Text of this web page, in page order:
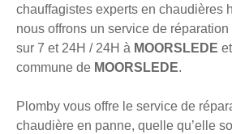
chauffagistes experts en chaudières
nous offrons un service de réparation
sur 7 et 24H / 24H à MOORSLEDE
commune de MOORSLEDE.
Plomby vous offre le service de
chaudière en panne, quelle qu’elle